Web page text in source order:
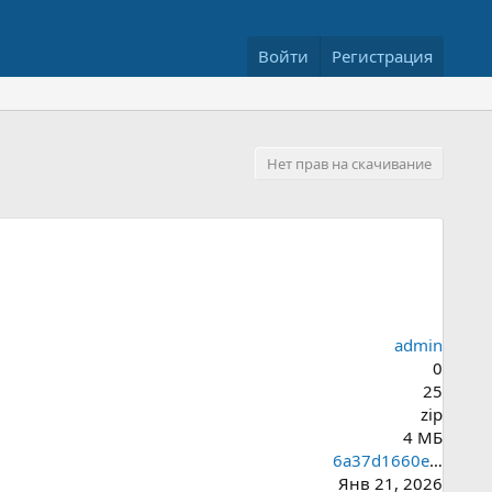
Войти Регистрация
Нет прав на скачивание
admin
0
25
zip
4 МБ
6a37d1660e7dcad70f38dc7ef1932a0a
Янв 21, 2026